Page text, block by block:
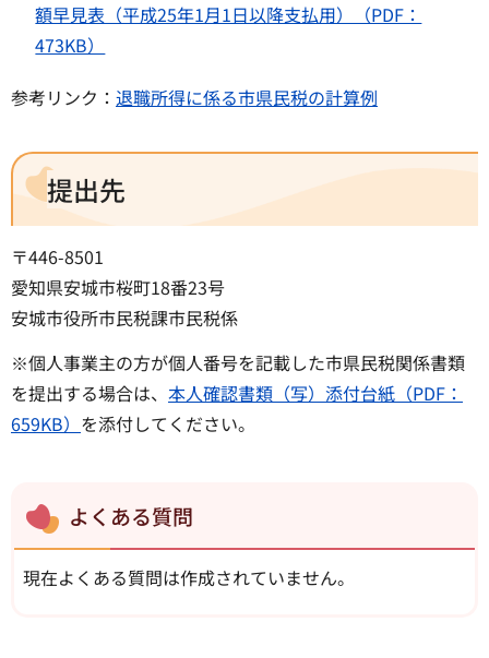
額早見表（平成25年1月1日以降支払用）（PDF：
473KB）
参考リンク： 退職所得に係る市県民税の計算例
提出先
〒446-8501
愛知県安城市桜町18番23号
安城市役所市民税課市民税係
※個人事業主の方が個人番号を記載した市県民税関係書類
を提出する場合は、 本人確認書類（写）添付台紙（PDF：
659KB） を添付してください。
よくある質問
現在よくある質問は作成されていません。